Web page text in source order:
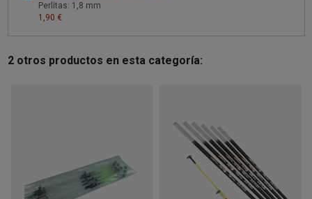
Perlitas: 1,8 mm
1,90 €
2 otros productos en esta categoría: